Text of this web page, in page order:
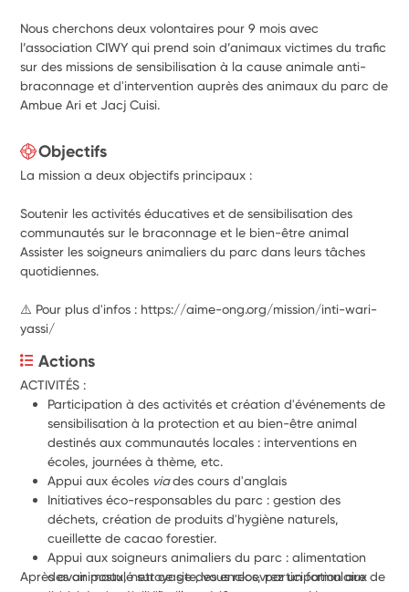
Nous cherchons deux volontaires pour 9 mois avec
l’association CIWY qui prend soin d’animaux victimes du trafic
sur des missions de sensibilisation à la cause animale anti-
braconnage et d'intervention auprès des animaux du parc de
Ambue Ari et Jacj Cuisi.
Objectifs
La mission a deux objectifs principaux :
Soutenir les activités éducatives et de sensibilisation des
communautés sur le braconnage et le bien-être animal
Assister les soigneurs animaliers du parc dans leurs tâches
quotidiennes.
⚠️ Pour plus d'infos : https://aime-ong.org/mission/inti-wari-
yassi/
Actions
ACTIVITÉS :
Participation à des activités et création d'événements de
sensibilisation à la protection et au bien-être animal
destinés aux communautés locales : interventions en
écoles, journées à thème, etc.
Appui aux écoles via des cours d'anglais
Initiatives éco-responsables du parc : gestion des
déchets, création de produits d'hygiène naturels,
cueillette de cacao forestier.
Appui aux soigneurs animaliers du parc : alimentation
des animaux, nettoyage des enclos, participation aux
Après avoir postulé sur ce site, vous recevrez un formulaire de